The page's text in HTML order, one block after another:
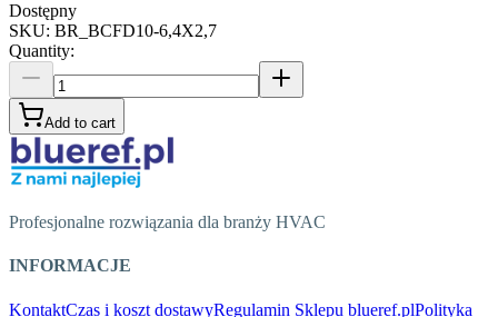
Dostępny
SKU: BR_BCFD10-6,4X2,7
Quantity:
Add to cart
Profesjonalne rozwiązania dla branży HVAC
INFORMACJE
KontaktCzas i koszt dostawyRegulamin Sklepu blueref.plPolityka